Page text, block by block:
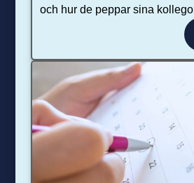
och hur de peppar sina